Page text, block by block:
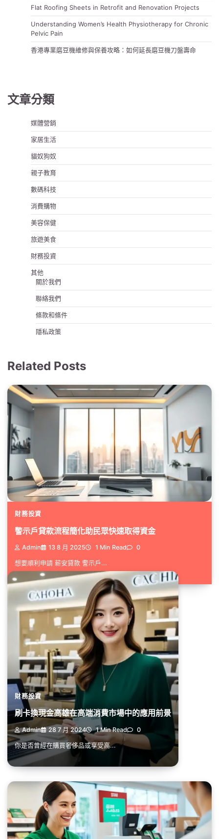
Flat Roofing Sheets in Retrofit and Renovation Projects
Understanding Women’s Health Physiotherapy for Chronic
Pelvic Pain
香港專業磨豆機維修與保養攻略：如何延長磨豆機刀盤壽命
文章分類
媒體營銷
家居生活
貓奴狗奴
親子教育
數碼科技
消費購物
美容保健
旅遊美食
財務投資
其他
關於我們
聯絡我們
條款和條件
隱私政策
Related Posts
財務投資
警示戶貸款流程簡化助民眾快速取得資金
Admin 13 8 月 2025 1 Min Read 0
想要順利申請 薪安貸款 警示戶...
財務投資
刷卡換現金高雄在高端消費市場中的應用前景
Admin 28 7 月 2024 1 Min Read 0
你是否曾經在購買奢侈品或享受高...